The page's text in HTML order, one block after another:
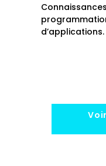
d’applications.